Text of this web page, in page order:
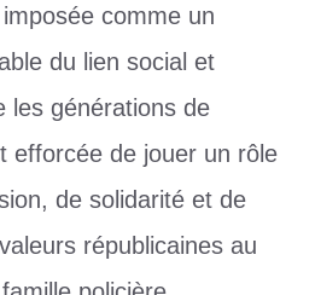
imposée comme un
du lien social et
les générations de
efforcée de jouer un rôle
de solidarité et de
républicaines au